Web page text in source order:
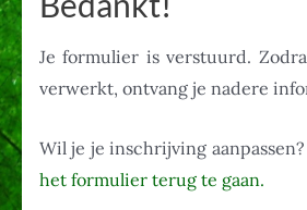
Je formulier is verstuurd.
verwerkt, ontvang je nadere
Wil je je inschrijving aanpassen?
het formulier terug te gaan.